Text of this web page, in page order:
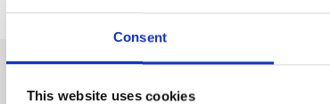
Consent
This website uses cookies